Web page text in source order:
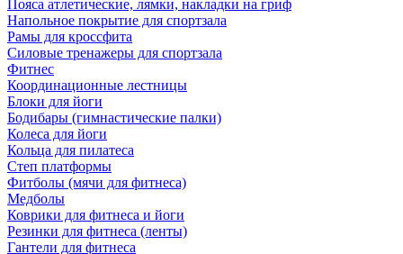
Пояса атлетические, лямки, накладки на гриф
Напольное покрытие для спортзала
Рамы для кроссфита
Силовые тренажеры для спортзала
Фитнес
Координационные лестницы
Блоки для йоги
Бодибары (гимнастические палки)
Колеса для йоги
Кольца для пилатеса
Степ платформы
Фитболы (мячи для фитнеса)
Медболы
Коврики для фитнеса и йоги
Резинки для фитнеса (ленты)
Гантели для фитнеса